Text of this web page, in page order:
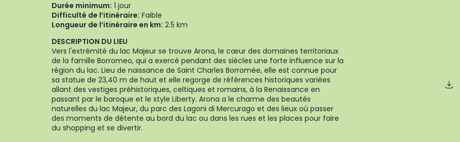
Durée minimum: 1 jour
Difficulté de l’itinéraire: Faible
Longueur de l’itinéraire en km: 2.5 km
DESCRIPTION DU LIEU
Vers l'extrémité du lac Majeur se trouve Arona, le cœur des domaines territoriaux
de la famille Borromeo, qui a exercé pendant des siècles une forte influence sur la
région du lac. Lieu de naissance de Saint Charles Borromée, elle est connue pour
sa statue de 23,40 m de haut et elle regorge de références historiques variées
allant des vestiges préhistoriques, celtiques et romains, à la Renaissance en
passant par le baroque et le style Liberty. Arona a le charme des beautés
naturelles du lac Majeur, du parc des Lagoni di Mercurago et des lieux où passer
des moments de détente au bord du lac ou dans les rues et les places pour faire
du shopping et se divertir.